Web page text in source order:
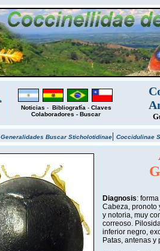
Noticias - Bibliografía - Claves
Colaboradores - Buscar
Generalidades BuscarSticholotidinae| Coccidulinae
Diagnosis:
Cabeza, pronoto
y notoria, muy
correoso.
inferior negro,
Patas, antenas